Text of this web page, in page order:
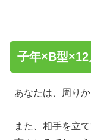
子年×B型
あなたは、周り
また、相手を立